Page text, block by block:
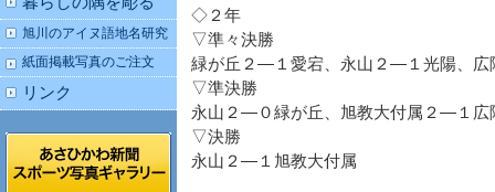
◇２年
▽準々決勝
緑が丘２―１愛宕、永山２―１光陽、
▽準決勝
永山２―０緑が丘、旭教大付属２―１広
▽決勝
永山２―１旭教大付属
旭川のアイヌ語地名研究
紙面掲載写真のご注文
リンク